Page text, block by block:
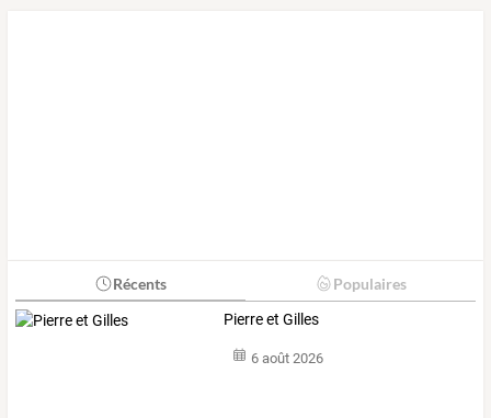
Récents Populaires
Pierre et Gilles
6 août 2026